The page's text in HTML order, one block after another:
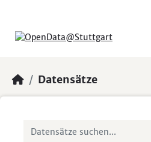
Datensätze